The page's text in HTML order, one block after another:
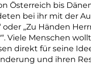
Österreich bis
bei ihr mit der
oder „Zu Händen
Viele Menschen
direkt für seine
und ihren